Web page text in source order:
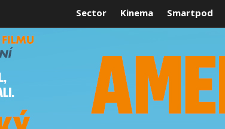
Sector Kinema Smartpod